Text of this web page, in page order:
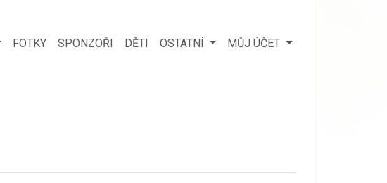
FOTKY SPONZOŘI DĚTI OSTATNÍ MŮJ ÚČET